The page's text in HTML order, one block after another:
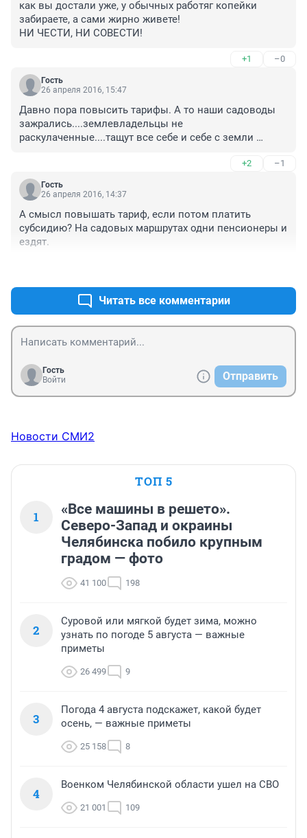
как вы достали уже, у обычных работяг копейки
забираете, а сами жирно живете!
НИ ЧЕСТИ, НИ СОВЕСТИ!
+1 –0
Гость
26 апреля 2016, 15:47
Давно пора повысить тарифы. А то наши садоводы
зажрались....землевладельцы не
раскулаченные....тащут все себе и себе с земли
Походу наши чины не помнят истории...такое уже
было.....
+2 –1
Гость
26 апреля 2016, 14:37
А смысл повышать тариф, если потом платить
субсидию? На садовых маршрутах одни пенсионеры и
ездят.
Читать все комментарии
Гость
Войти
Отправить
Новости СМИ2
ТОП 5
1
«Все машины в решето».
Северо-Запад и окраины
Челябинска побило крупным
градом — фото
41 100 198
2
Суровой или мягкой будет зима, можно
узнать по погоде 5 августа — важные
приметы
26 499 9
3
Погода 4 августа подскажет, какой будет
осень, — важные приметы
25 158 8
4
Военком Челябинской области ушел на СВО
21 001 109